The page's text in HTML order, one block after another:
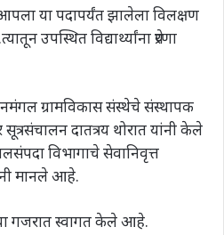
या पदापर्यंत झालेला विलक्षण
उपस्थित विद्यार्थ्यांना प्रेरणा
जनमंगल ग्रामविकास संस्थेचे संस्थापक
दातत्रय थोरात यांनी केले
विभागाचे सेवानिवृत्त
मानले आहे.
गजरात स्वागत केले आहे.